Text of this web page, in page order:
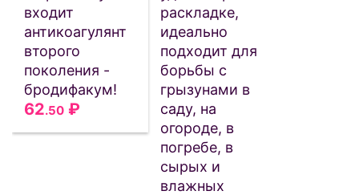
входит
антикоагулянт
второго
поколения -
бродифакум!
62.50 ₽
раскладке,
идеально
подходит для
борьбы с
грызунами в
саду, на
огороде, в
погребе, в
сырых и
влажных